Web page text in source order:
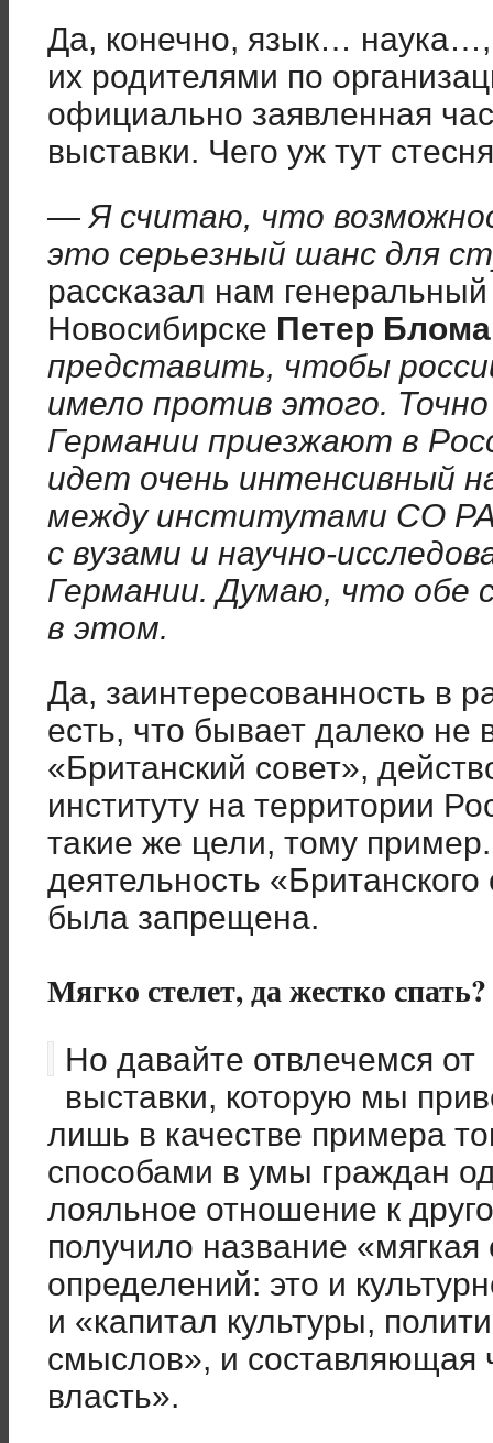
Да, конечно, язык…
их родителями по
официально заявленная
выставки. Чего уж тут
— Я считаю, что
это серьезный шанс для
рассказал нам
Новосибирске Петер
представить, чтобы
имело против этого.
Германии приезжают в
идет очень интенсивный
между институтами СО
с вузами и научно-
Германии. Думаю, что обе
в этом.
Да, заинтересованность в
есть, что бывает далеко не
«Британский совет»,
институту на территории
такие же цели, тому
деятельность
была запрещена.
Мягко стелет, да жестко спать?
Но давайте отвлечемся от
выставки, которую мы
лишь в качестве примера
способами в умы граждан
лояльное отношение к
получило название
определений: это и
и «капитал культуры,
смыслов», и составляющая
власть».